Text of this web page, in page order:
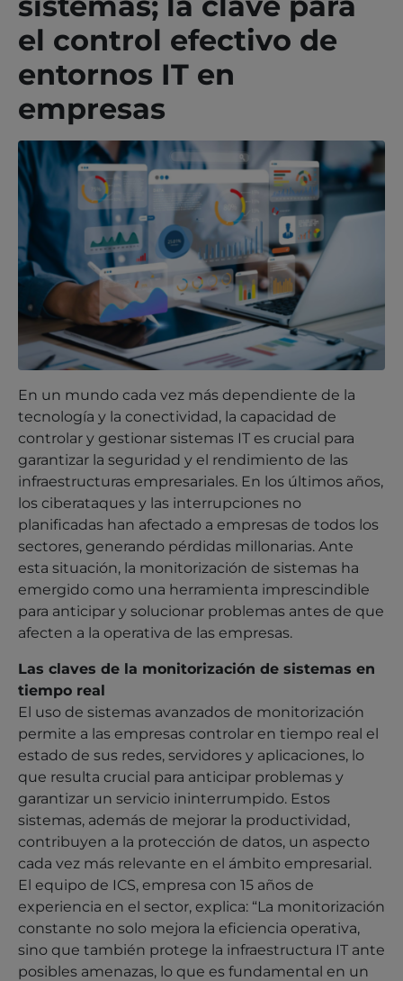
el control efectivo de
entornos IT en
empresas
En un mundo cada vez más dependiente de la
tecnología y la conectividad, la capacidad de
controlar y gestionar sistemas IT es crucial para
garantizar la seguridad y el rendimiento de las
infraestructuras empresariales. En los últimos años,
los ciberataques y las interrupciones no
planificadas han afectado a empresas de todos los
sectores, generando pérdidas millonarias. Ante
esta situación, la monitorización de sistemas ha
emergido como una herramienta imprescindible
para anticipar y solucionar problemas antes de que
afecten a la operativa de las empresas.
Las claves de la monitorización de sistemas en
tiempo real
El uso de sistemas avanzados de monitorización
permite a las empresas controlar en tiempo real el
estado de sus redes, servidores y aplicaciones, lo
que resulta crucial para anticipar problemas y
garantizar un servicio ininterrumpido. Estos
sistemas, además de mejorar la productividad,
contribuyen a la protección de datos, un aspecto
cada vez más relevante en el ámbito empresarial.
El equipo de ICS, empresa con 15 años de
experiencia en el sector, explica: “La monitorización
constante no solo mejora la eficiencia operativa,
sino que también protege la infraestructura IT ante
posibles amenazas, lo que es fundamental en un